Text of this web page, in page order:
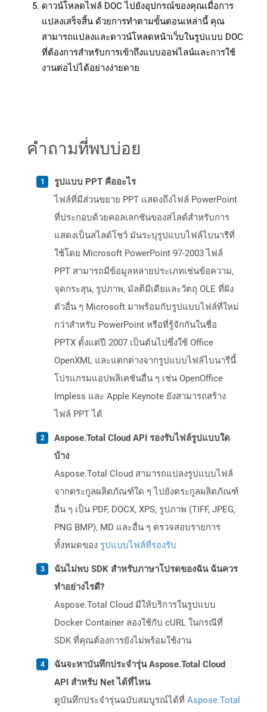
ดาวน์โหลดไฟล์ DOC ไปยังอุปกรณ์ของคุณเมื่อการ
แปลงเสร็จสิ้น ด้วยการทำตามขั้นตอนเหล่านี้ คุณ
สามารถแปลงและดาวน์โหลดหน้าเว็บในรูปแบบ DOC
ที่ต้องการสำหรับการเข้าถึงแบบออฟไลน์และการใช้
งานต่อไปได้อย่างง่ายดาย
คำถามที่พบบ่อย
รูปแบบ PPT คืออะไร
ไฟล์ที่มีส่วนขยาย PPT แสดงถึงไฟล์ PowerPoint
ที่ประกอบด้วยคอลเลกชันของสไลด์สำหรับการ
แสดงเป็นสไลด์โชว์ มันระบุรูปแบบไฟล์ไบนารีที่
ใช้โดย Microsoft PowerPoint 97-2003 ไฟล์
PPT สามารถมีข้อมูลหลายประเภทเช่นข้อความ,
จุดกระสุน, รูปภาพ, มัลติมีเดียและวัตถุ OLE ที่ฝัง
ตัวอื่น ๆ Microsoft มาพร้อมกับรูปแบบไฟล์ที่ใหม่
กว่าสำหรับ PowerPoint หรือที่รู้จักกันในชื่อ
PPTX ตั้งแต่ปี 2007 เป็นต้นไปซึ่งใช้ Office
OpenXML และแตกต่างจากรูปแบบไฟล์ไบนารีนี้
โปรแกรมแอปพลิเคชันอื่น ๆ เช่น OpenOffice
Impless และ Apple Keynote ยังสามารถสร้าง
ไฟล์ PPT ได้
Aspose.Total Cloud API รองรับไฟล์รูปแบบใด
บ้าง
Aspose.Total Cloud สามารถแปลงรูปแบบไฟล์
จากตระกูลผลิตภัณฑ์ใด ๆ ไปยังตระกูลผลิตภัณฑ์
อื่น ๆ เป็น PDF, DOCX, XPS, รูปภาพ (TIFF, JPEG,
PNG BMP), MD และอื่น ๆ ตรวจสอบรายการ
ทั้งหมดของ รูปแบบไฟล์ที่รองรับ
ฉันไม่พบ SDK สำหรับภาษาโปรดของฉัน ฉันควร
ทำอย่างไรดี?
Aspose.Total Cloud มีให้บริการในรูปแบบ
Docker Container ลองใช้กับ cURL ในกรณีที่
SDK ที่คุณต้องการยังไม่พร้อมใช้งาน
ฉันจะหาบันทึกประจำรุ่น Aspose.Total Cloud
API สำหรับ Net ได้ที่ไหน
ดูบันทึกประจำรุ่นฉบับสมบูรณ์ได้ที่ Aspose.Total